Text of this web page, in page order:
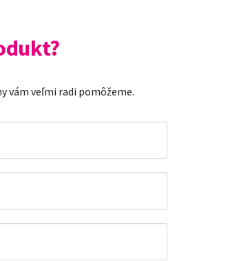
vám veľmi radi pomôžeme.